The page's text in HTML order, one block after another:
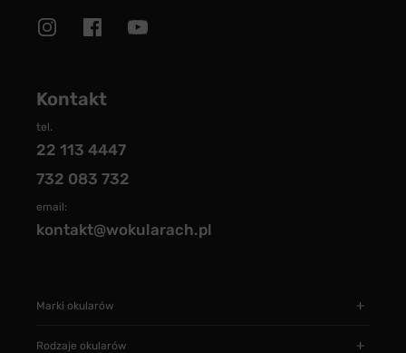
Kontakt
tel.
22 113 4447
732 083 732
email:
kontakt@wokularach.pl
Marki okularów
Rodzaje okularów